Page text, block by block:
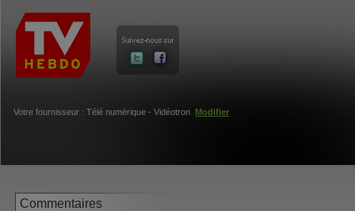
Votre fournisseur : Télé numérique - Vidéotron Modifier
Commentaires